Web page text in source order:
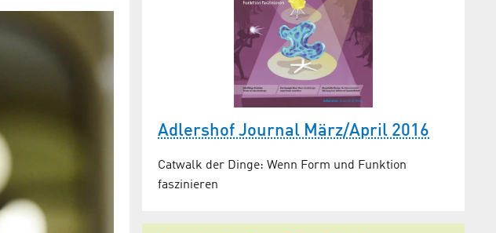
Adlershof Journal März/April 2016
Catwalk der Dinge: Wenn Form und Funktion
faszinieren